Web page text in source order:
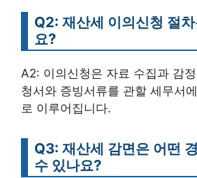
Q2: 재산세 이의신청 절
요?
A2: 이의신청은 자료 수집과 감
청서와 증빙서류를 관할 세무서
로 이루어집니다.
Q3: 재산세 감면은 어떤
수 있나요?